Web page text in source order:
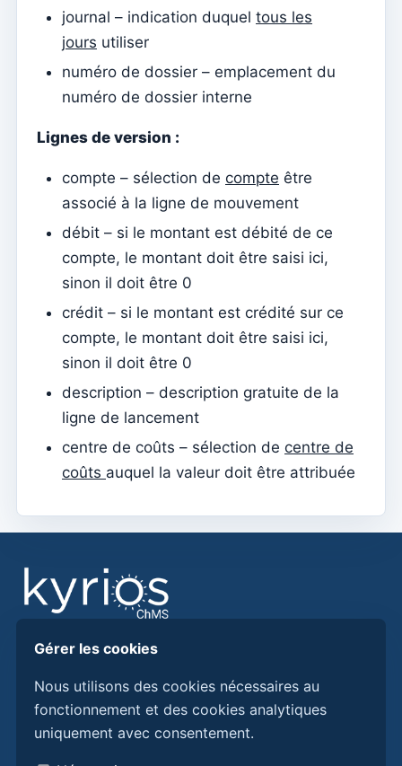
Jetons individuels
Comment obtenir de l'aide ?
Accès à distance
Sacramentos
Catéchumènes
Confirmation
Baptêmes
Mariages
Tesouraria
Comptes courants
Types de documents
Notification des montants ouverts (par email)
Note de dette (Retour)
Note de dette
Donation
Avance
Documents
journal – indication duquel tous les
jours utiliser
numéro de dossier – emplacement du
numéro de dossier interne
Lignes de version :
compte – sélection de compte être
associé à la ligne de mouvement
débit – si le montant est débité de ce
compte, le montant doit être saisi ici,
sinon il doit être 0
crédit – si le montant est crédité sur ce
compte, le montant doit être saisi ici,
sinon il doit être 0
description – description gratuite de la
ligne de lancement
centre de coûts – sélection de centre de
coûts auquel la valeur doit être attribuée
Trouvez des réponses, des guides et des procédures
pour mieux utiliser Kyrios ChMS.
Découvrez Kyrios ici
Gérer les cookies
Nous utilisons des cookies nécessaires au
fonctionnement et des cookies analytiques
uniquement avec consentement.